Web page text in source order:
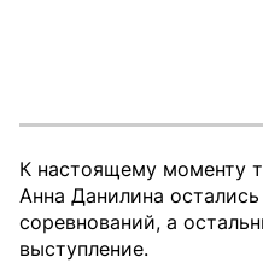
К настоящему моменту
Анна Данилина
соревнований, а
выступление.